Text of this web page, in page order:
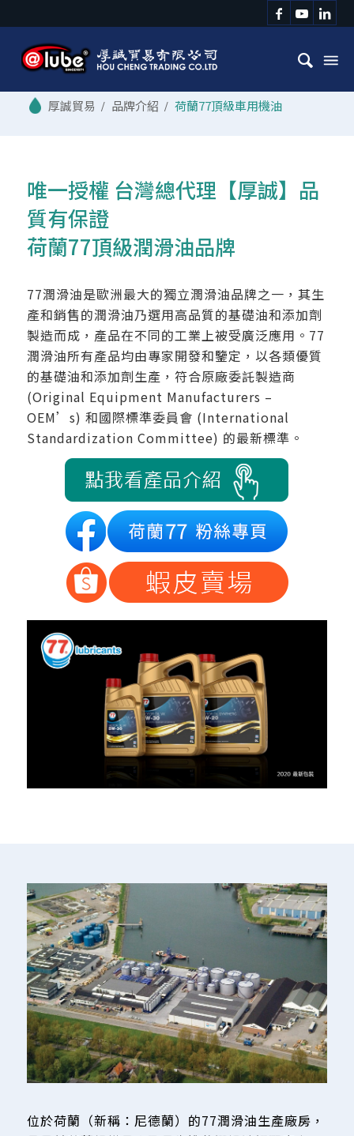
/ 品牌介紹 / 荷蘭77頂級車用機油
唯一授權 台灣總代理【厚誠】品
質有保證
荷蘭77頂級潤滑油品牌
77潤滑油是歐洲最大的獨立潤滑油品牌之一，其生
產和銷售的潤滑油乃選用高品質的基礎油和添加劑
製造而成，產品在不同的工業上被受廣泛應用。77
潤滑油所有產品均由專家開發和鑒定，以各類優質
的基礎油和添加劑生產，符合原廠委託製造商
(Original Equipment Manufacturers –
OEM’s) 和國際標準委員會 (International
Standardization Committee) 的最新標準。
位於荷蘭（新稱：尼德蘭）的77潤滑油生產廠房，